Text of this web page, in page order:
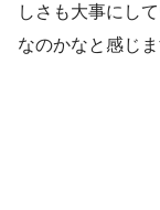
しさも大事にし
なのかなと感じま